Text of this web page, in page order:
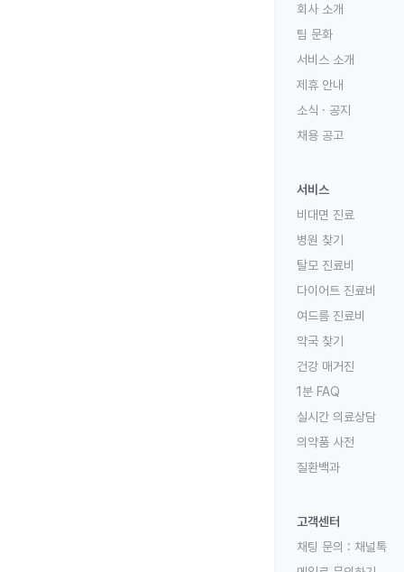
회사 소개
팀 문화
서비스 소개
제휴 안내
소식 · 공지
채용 공고
서비스
비대면 진료
병원 찾기
탈모 진료비
다이어트 진료비
여드름 진료비
약국 찾기
건강 매거진
1분 FAQ
실시간 의료상담
의약품 사전
질환백과
고객센터
채팅 문의 : 채널톡